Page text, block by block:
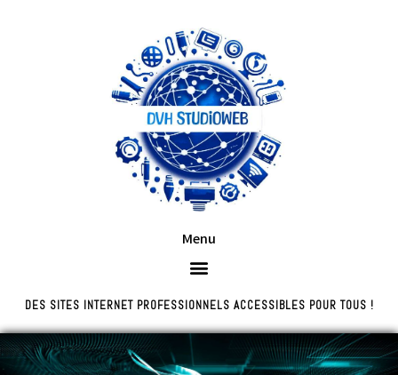
Menu
DES SITES INTERNET PROFESSIONNELS ACCESSIBLES POUR TOUS !